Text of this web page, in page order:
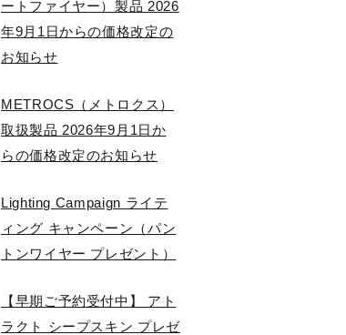
ートファイヤー）製品 2026
年9月1日からの価格改定の
お知らせ
METROCS（メトロクス）
取扱製品 2026年9月1日か
らの価格改定のお知らせ
Lighting Campaign ライテ
ィング キャンペーン（パン
トンワイヤー プレゼント）
【早期ご予約受付中】 アト
ラクト シープスキン プレゼ